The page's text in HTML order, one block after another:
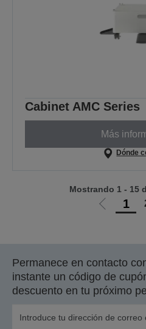
Cabinet AMC Series
Más
Dónde
Ir
anterior
1
Mostrando 1 - 15
Permanece en contacto
instante un código de
descuento en tu próximo